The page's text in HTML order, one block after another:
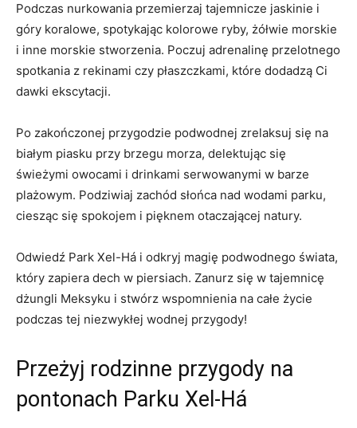
Podczas nurkowania​ przemierzaj tajemnicze‍ jaskinie i
góry koralowe, ‍spotykając ‌kolorowe ryby, żółwie morskie
i inne morskie stworzenia. Poczuj adrenalinę przelotnego
spotkania‌ z ​rekinami czy ⁣płaszczkami, które dodadzą Ci
dawki ekscytacji.
Po zakończonej przygodzie podwodnej zrelaksuj ‌się na
białym piasku ‌przy brzegu ‍morza, delektując się
świeżymi owocami i drinkami serwowanymi w barze
‍plażowym. ‌Podziwiaj⁣ zachód ‍słońca⁣ nad wodami⁣ parku,
ciesząc ‍się spokojem i pięknem ‌otaczającej natury.
Odwiedź⁤ Park‍ Xel-Há i ‌odkryj​ magię⁤ podwodnego świata,
który zapiera dech w​ piersiach. Zanurz się w tajemnicę
dżungli Meksyku i stwórz wspomnienia na całe życie
podczas tej niezwykłej wodnej przygody!
Przeżyj ⁣rodzinne przygody na
pontonach ‍Parku Xel-Há